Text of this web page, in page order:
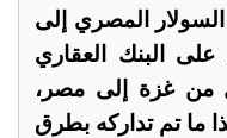
المصري إلى
البنك العقاري
من غزة إلى مصر،
ما تم تداركه بطرق